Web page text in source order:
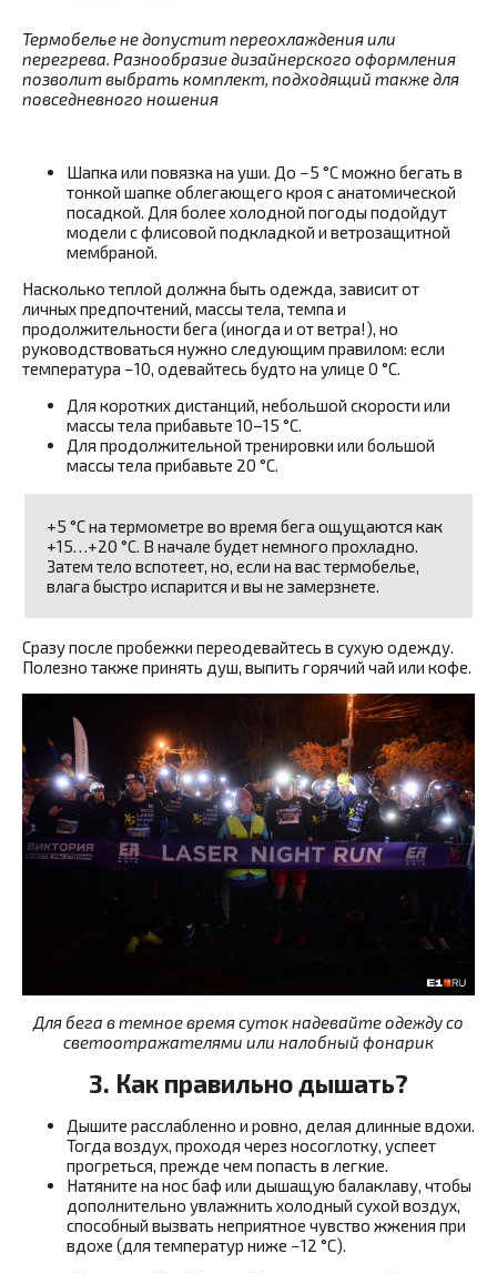
Термобелье не допустит переохлаждения или
перегрева. Разнообразие дизайнерского оформления
позволит выбрать комплект, подходящий также для
повседневного ношения
Шапка или повязка на уши До −5 °C можно бегать в
тонкой шапке облегающего кроя с анатомической
посадкой. Для более холодной погоды подойдут
модели с флисовой подкладкой и ветрозащитной
мембраной.
Насколько теплой должна быть одежда, зависит от
личных предпочтений, массы тела, темпа и
продолжительности бега (иногда и от ветра!), но
руководствоваться нужно следующим правилом: если
температура −10, одевайтесь будто на улице 0 °C.
Для коротких дистанций, небольшой скорости или
массы тела прибавьте 10–15 °C.
Для продолжительной тренировки или большой
массы тела прибавьте 20 °C.
+5 °C на термометре во время бега ощущаются как
+15…+20 °C. В начале будет немного прохладно.
Затем тело вспотеет, но, если на вас термобелье,
влага быстро испарится и вы не замерзнете.
Сразу после пробежки переодевайтесь в сухую одежду.
Полезно также принять душ, выпить горячий чай или кофе.
Для бега в темное время суток надевайте одежду со
светоотражателями или налобный фонарик
3. Как правильно дышать?
Дышите расслабленно и ровно, делая длинные вдохи.
Тогда воздух, проходя через носоглотку, успеет
прогреться, прежде чем попасть в легкие.
Натяните на нос баф или дышащую балаклаву, чтобы
дополнительно увлажнить холодный сухой воздух,
способный вызвать неприятное чувство жжения при
вдохе (для температур ниже −12 °C).